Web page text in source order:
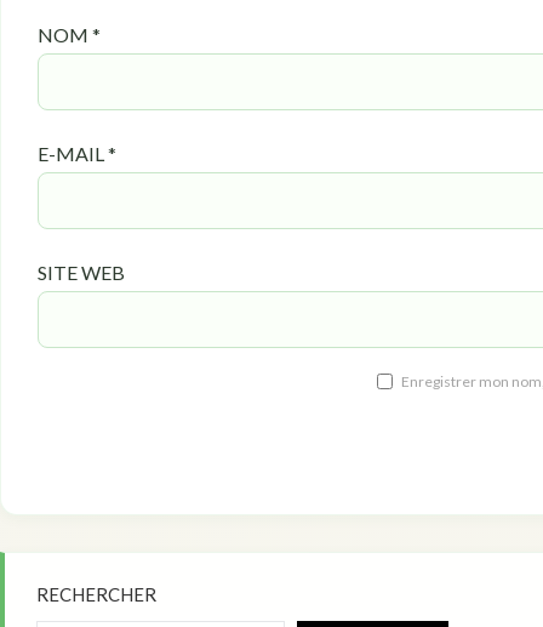
NOM *
E-MAIL *
SITE WEB
Enregistrer mon
RECHERCHER